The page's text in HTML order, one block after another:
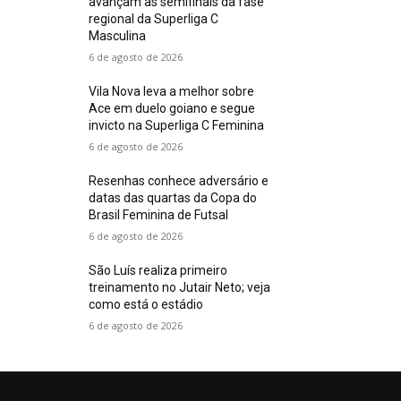
regional da Superliga C
Masculina
6 de agosto de 2026
Vila Nova leva a melhor sobre
Ace em duelo goiano e segue
invicto na Superliga C Feminina
6 de agosto de 2026
Resenhas conhece adversário e
datas das quartas da Copa do
Brasil Feminina de Futsal
6 de agosto de 2026
São Luís realiza primeiro
treinamento no Jutair Neto; veja
como está o estádio
6 de agosto de 2026